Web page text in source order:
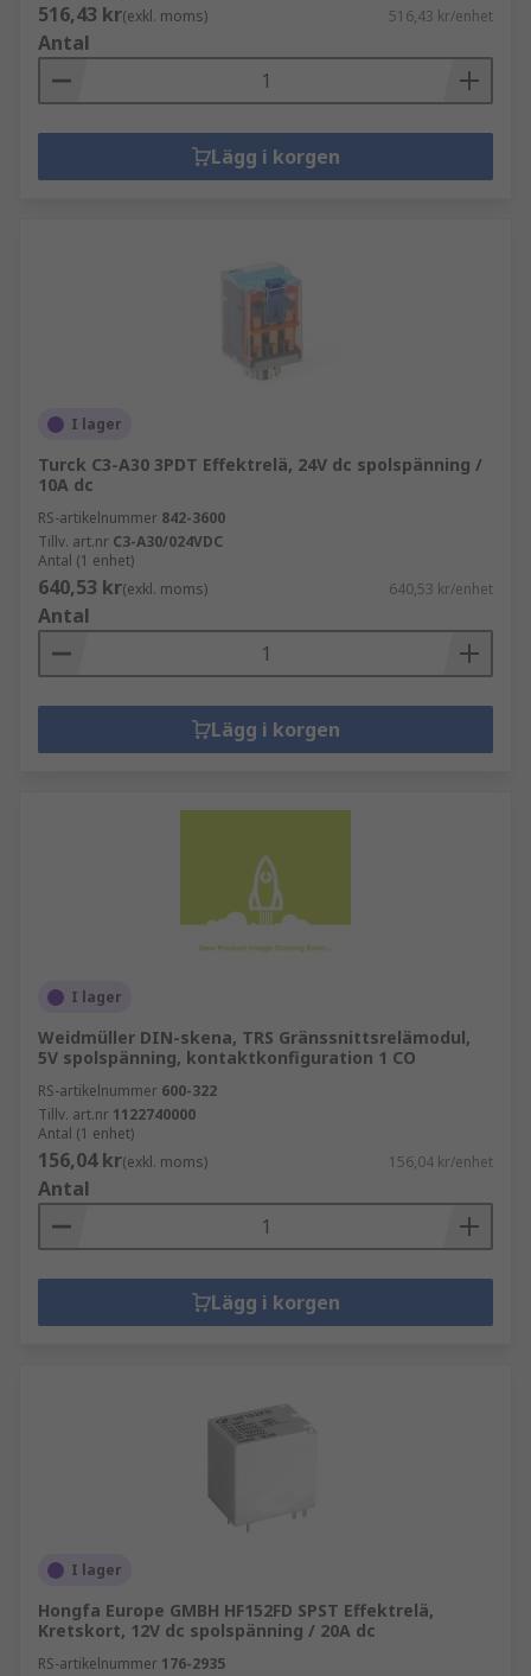
516,43 kr(exkl. moms) 516,43 kr/enhet
Antal
Lägg i korgen
I lager
Turck C3-A30 3PDT Effektrelä, 24V dc spolspänning /
10A dc
RS-artikelnummer 842-3600
Tillv. art.nr C3-A30/024VDC
Antal (1 enhet)
640,53 kr(exkl. moms) 640,53 kr/enhet
Antal
Lägg i korgen
I lager
Weidmüller DIN-skena, TRS Gränssnittsrelämodul,
5V spolspänning, kontaktkonfiguration 1 CO
RS-artikelnummer 600-322
Tillv. art.nr 1122740000
Antal (1 enhet)
156,04 kr(exkl. moms) 156,04 kr/enhet
Antal
Lägg i korgen
I lager
Hongfa Europe GMBH HF152FD SPST Effektrelä,
Kretskort, 12V dc spolspänning / 20A dc
RS-artikelnummer 176-2935